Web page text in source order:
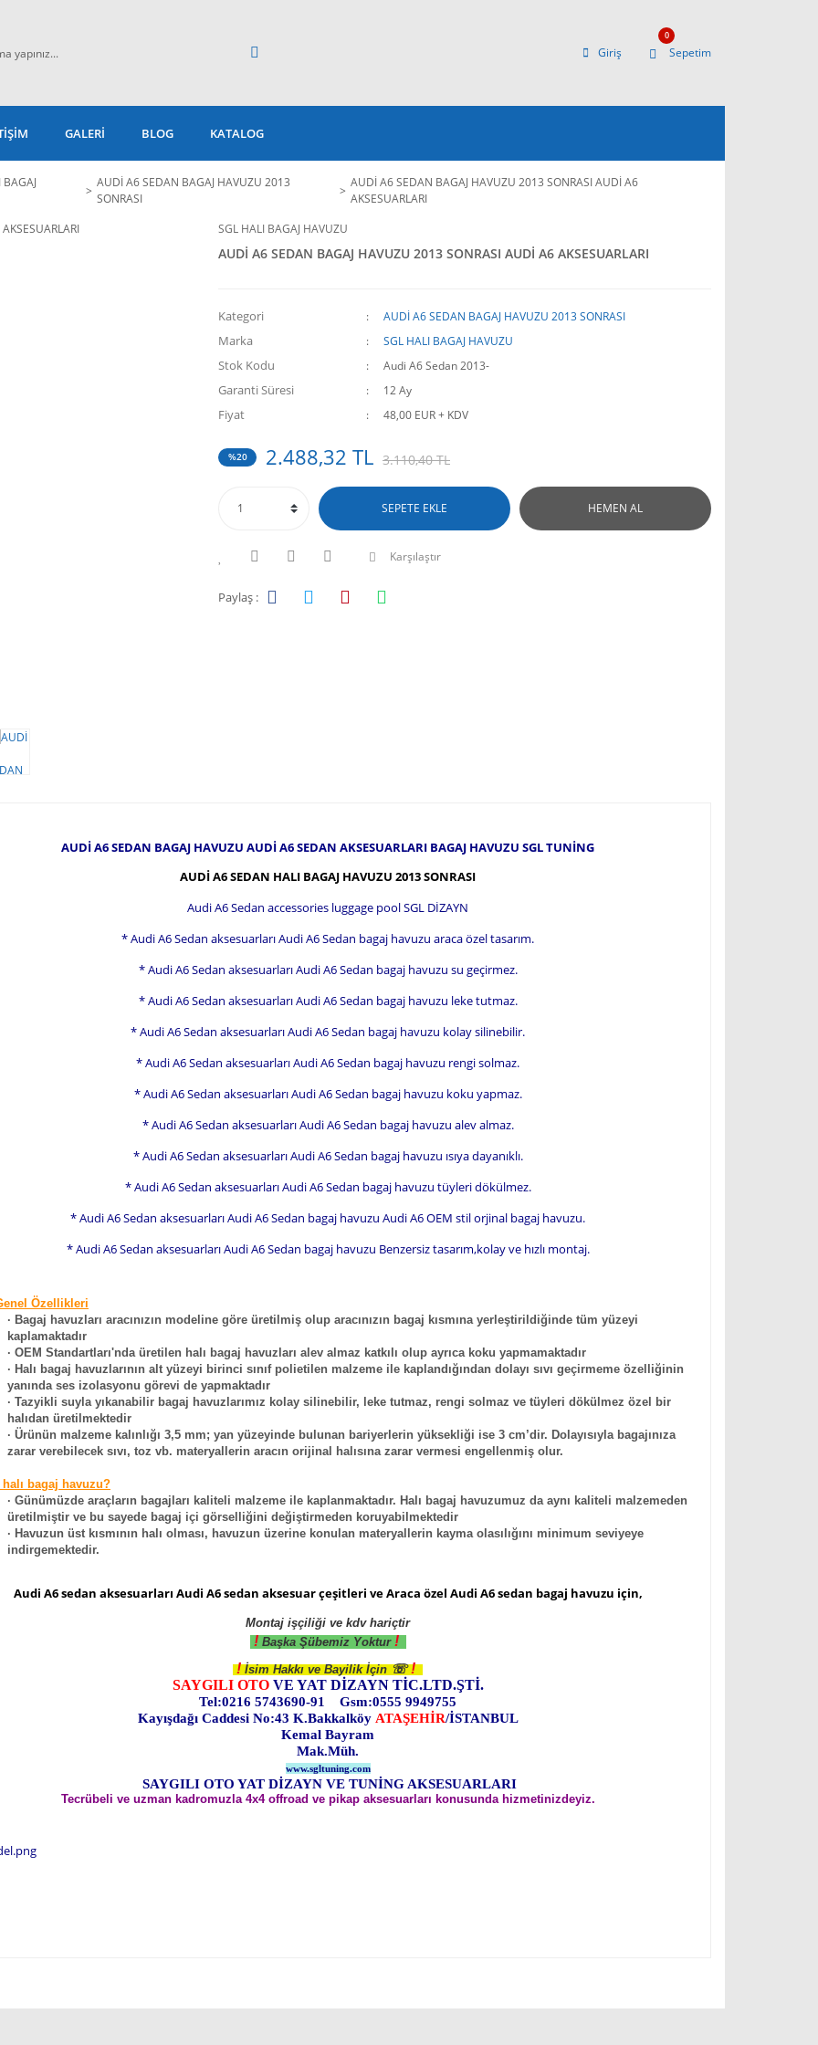
Giriş Sepetim
0
GALERİ BLOG KATALOG
AUDİ A6 SEDAN BAGAJ HAVUZU 2013
SONRASI
AUDİ A6 SEDAN BAGAJ HAVUZU 2013 SONRASI AUDİ A6
AKSESUARLARI
SGL HALI BAGAJ HAVUZU
AUDİ A6 SEDAN BAGAJ HAVUZU 2013 SONRASI AUDİ A6 AKSESUARLARI
Kategori AUDİ A6 SEDAN BAGAJ HAVUZU 2013 SONRASI
Marka SGL HALI BAGAJ HAVUZU
Stok Kodu Audi A6 Sedan 2013-
Garanti Süresi 12 Ay
Fiyat 48,00 EUR + KDV
%20 2.488,32 TL 3.110,40 TL
SEPETE EKLE HEMEN AL
Karşılaştır
Paylaş :
AUDİ A6 SEDAN BAGAJ HAVUZU AUDİ A6 SEDAN AKSESUARLARI BAGAJ HAVUZU SGL TUNİNG
AUDİ A6 SEDAN HALI BAGAJ HAVUZU 2013 SONRASI
Audi A6 Sedan accessories luggage pool SGL DİZAYN
* Audi A6 Sedan aksesuarları Audi A6 Sedan bagaj havuzu araca özel tasarım.
* Audi A6 Sedan aksesuarları Audi A6 Sedan bagaj havuzu su geçirmez.
* Audi A6 Sedan aksesuarları Audi A6 Sedan bagaj havuzu leke tutmaz.
* Audi A6 Sedan aksesuarları Audi A6 Sedan bagaj havuzu kolay silinebilir.
* Audi A6 Sedan aksesuarları Audi A6 Sedan bagaj havuzu rengi solmaz.
* Audi A6 Sedan aksesuarları Audi A6 Sedan bagaj havuzu koku yapmaz.
* Audi A6 Sedan aksesuarları Audi A6 Sedan bagaj havuzu alev almaz.
* Audi A6 Sedan aksesuarları Audi A6 Sedan bagaj havuzu ısıya dayanıklı.
* Audi A6 Sedan aksesuarları Audi A6 Sedan bagaj havuzu tüyleri dökülmez.
* Audi A6 Sedan aksesuarları Audi A6 Sedan bagaj havuzu Audi A6 OEM stil orjinal bagaj havuzu.
* Audi A6 Sedan aksesuarları Audi A6 Sedan bagaj havuzu Benzersiz tasarım,kolay ve hızlı montaj.
Özellikleri
· Bagaj havuzları aracınızın modeline göre üretilmiş olup aracınızın bagaj kısmına yerleştirildiğinde tüm yüzeyi
kaplamaktadır
· OEM Standartları'nda üretilen halı bagaj havuzları alev almaz katkılı olup ayrıca koku yapmamaktadır
· Halı bagaj havuzlarının alt yüzeyi birinci sınıf polietilen malzeme ile kaplandığından dolayı sıvı geçirmeme özelliğinin
yanında ses izolasyonu görevi de yapmaktadır
· Tazyikli suyla yıkanabilir bagaj havuzlarımız kolay silinebilir, leke tutmaz, rengi solmaz ve tüyleri dökülmez özel bir
halıdan üretilmektedir
· Ürünün malzeme kalınlığı 3,5 mm; yan yüzeyinde bulunan bariyerlerin yüksekliği ise 3 cm’dir. Dolayısıyla bagajınıza
zarar verebilecek sıvı, toz vb. materyallerin aracın orijinal halısına zarar vermesi engellenmiş olur.
halı bagaj havuzu?
· Günümüzde araçların bagajları kaliteli malzeme ile kaplanmaktadır. Halı bagaj havuzumuz da aynı kaliteli malzemeden
üretilmiştir ve bu sayede bagaj içi görselliğini değiştirmeden koruyabilmektedir
· Havuzun üst kısmının halı olması, havuzun üzerine konulan materyallerin kayma olasılığını minimum seviyeye
indirgemektedir.
Audi A6 sedan aksesuarları Audi A6 sedan aksesuar çeşitleri ve Araca özel Audi A6 sedan bagaj havuzu için,
Montaj işçiliği ve kdv hariçtir
! Başka Şübemiz Yoktur !
! İsim Hakkı ve Bayilik İçin☏ !
SAYGILI OTOVE YAT DİZAYN TİC.LTD.ŞTİ.
Tel:0216 5743690-91 Gsm:0555 9949755
Kayışdağı Caddesi No:43 K.Bakkalköy ATAŞEHİR/İSTANBUL
Kemal Bayram
Mak.Müh.
www.sgltuning.com
SAYGILI OTO YAT DİZAYN VE TUNİNG AKSESUARLARI
Tecrübeli ve uzman kadromuzla 4x4 offroad ve pikap aksesuarları konusunda hizmetinizdeyiz.